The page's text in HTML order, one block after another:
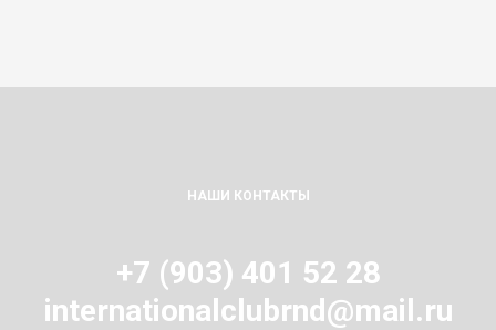
НАШИ КОНТАКТЫ
+7 (903) 401 52 28
internationalclubrnd@mail.ru